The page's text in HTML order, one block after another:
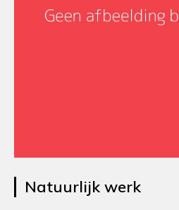
Natuurlijk werk